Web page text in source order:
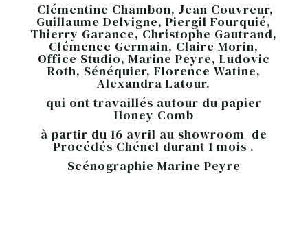
Clémentine Chambon, Jean Couvreur,
Guillaume Delvigne, Piergil Fourquié,
Thierry Garance, Christophe Gautrand,
Clémence Germain, Claire Morin,
Office Studio, Marine Peyre, Ludovic
Roth, Sénéquier, Florence Watine,
Alexandra Latour.
qui ont travaillés autour du papier
Honey Comb
à partir du 16 avril au showroom de
Procédés Chénel durant 1 mois .
Scénographie Marine Peyre